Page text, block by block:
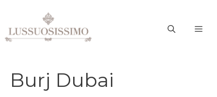
contenuto
Burj Dubai